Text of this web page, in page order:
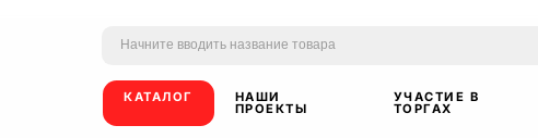
КАТАЛОГ НАШИ
ПРОЕКТЫ
УЧАСТИЕ В
ТОРГАХ